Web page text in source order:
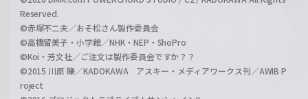
Reserved.
©赤塚不二夫／おそ松さん製作委員会
©高橋留美子・小学館／NHK・NEP・ShoPro
©Koi・芳文社／ご注文は製作委員会ですか？？
©2015 川原 礫／KADOKAWA アスキー・メディアワークス刊／AWIB P
roject